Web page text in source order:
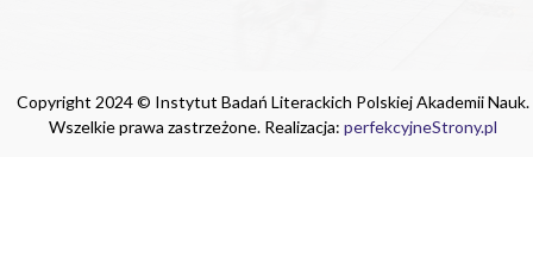
Copyright 2024 © Instytut Badań Literackich Polskiej Akademii Nauk.
Wszelkie prawa zastrzeżone. Realizacja: perfekcyjneStrony.pl